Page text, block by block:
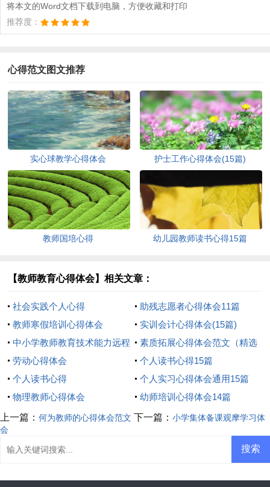
将本文的Word文档下载到电脑，方便收藏和打印
推荐度：
心得范文图文推荐
实心球教学心得体会 护士工作心得体会(15篇)
教师国培心得 幼儿园教师读书心得15篇
【教师教育心得体会】相关文章：
社会实践个人心得
助残志愿者心得体会11篇
教师寒假培训心得体会
实训会计心得体会(15篇)
中小学教师教育技术能力远程
培训心得体会
素质拓展心得体会范文（精选
5篇）
劳动心得体会
个人读书心得15篇
个人读书心得
个人实习心得体会通用15篇
物理教师心得体会
幼师培训心得体会14篇
上一篇： 何为教师的心得体会范文 下一篇： 小学集体备课观摩学习体
会